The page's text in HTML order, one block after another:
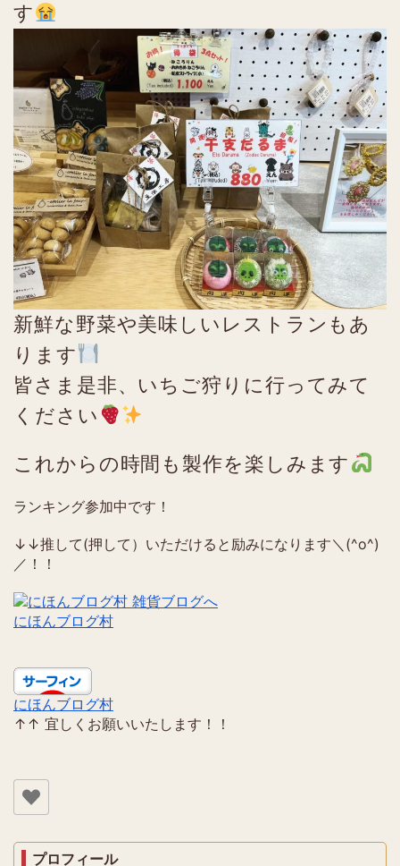
す
新鮮な野菜や美味しいレストランもあ
ります
皆さま是非、いちご狩りに行ってみて
ください
これからの時間も製作を楽しみます
ランキング参加中です！
↓↓推して(押して）いただけると励みになります＼(^o^)
／！！
にほんブログ村
にほんブログ村
↑↑ 宜しくお願いいたします！！
プロフィール